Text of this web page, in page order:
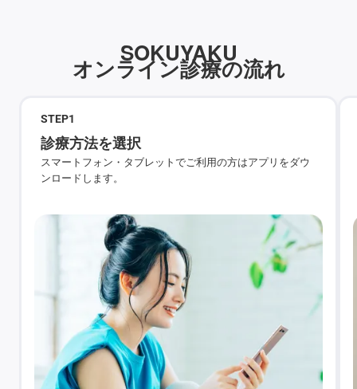
SOKUYAKU
オンライン診療の流れ
STEP1
診療方法を選択
スマートフォン・タブレットでご利用の方はアプリをダウ
ンロードします。